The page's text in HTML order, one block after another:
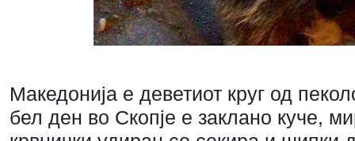
Македонија е деветиот круг од
бел ден во Скопје е заклано куче,